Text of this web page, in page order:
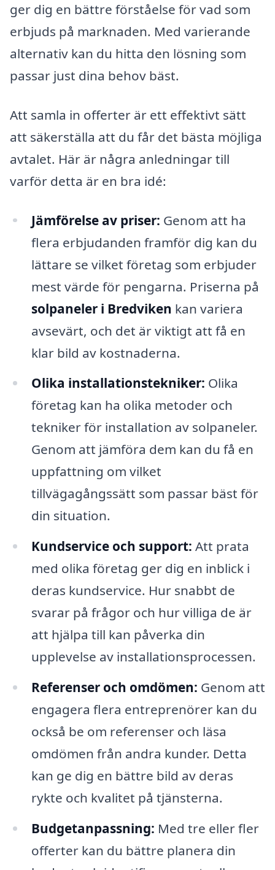
ger dig en bättre förståelse för vad som
erbjuds på marknaden. Med varierande
alternativ kan du hitta den lösning som
passar just dina behov bäst.
Att samla in offerter är ett effektivt sätt
att säkerställa att du får det bästa möjliga
avtalet. Här är några anledningar till
varför detta är en bra idé:
Jämförelse av priser: Genom att ha
flera erbjudanden framför dig kan du
lättare se vilket företag som erbjuder
mest värde för pengarna. Priserna på
solpaneler i Bredviken kan variera
avsevärt, och det är viktigt att få en
klar bild av kostnaderna.
Olika installationstekniker: Olika
företag kan ha olika metoder och
tekniker för installation av solpaneler.
Genom att jämföra dem kan du få en
uppfattning om vilket
tillvägagångssätt som passar bäst för
din situation.
Kundservice och support: Att prata
med olika företag ger dig en inblick i
deras kundservice. Hur snabbt de
svarar på frågor och hur villiga de är
att hjälpa till kan påverka din
upplevelse av installationsprocessen.
Referenser och omdömen: Genom att
engagera flera entreprenörer kan du
också be om referenser och läsa
omdömen från andra kunder. Detta
kan ge dig en bättre bild av deras
rykte och kvalitet på tjänsterna.
Budgetanpassning: Med tre eller fler
offerter kan du bättre planera din